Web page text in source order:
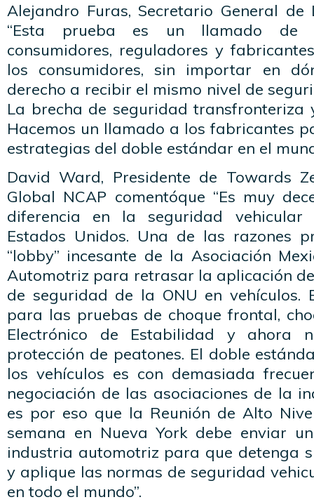
Alejandro Furas, Secretario General
“Esta prueba es un llamado de
consumidores, reguladores y
los consumidores, sin importar en
derecho a recibir el mismo nivel de
La brecha de seguridad transfronteriza
Hacemos un llamado a los fabricantes
estrategias del doble estándar en el
David Ward, Presidente de Towards
Global NCAP comentóque “Es muy
diferencia en la seguridad
Estados Unidos. Una de las razones
“lobby” incesante de la Asociación
Automotriz para retrasar la aplicación
de seguridad de la ONU en vehículos.
para las pruebas de choque frontal,
Electrónico de Estabilidad y ahora
protección de peatones. El doble
los vehículos es con demasiada
negociación de las asociaciones de la
es por eso que la Reunión de Alto
semana en Nueva York debe enviar
industria automotriz para que detenga
y aplique las normas de seguridad
en todo el mundo”.